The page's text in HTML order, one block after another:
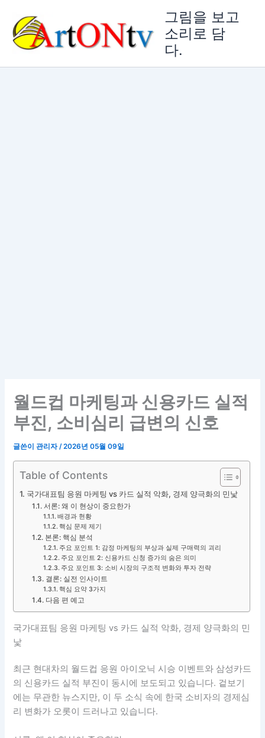
그림을 보고
소리로 담
다.
월드컵 마케팅과 신용카드 실적
부진, 소비심리 급변의 신호
글쓴이관리자/2026년 05월 09일
Table of Contents
국가대표팀 응원 마케팅 vs 카드 실적 악화, 경제 양극화의 민낯
서론: 왜 이 현상이 중요한가
배경과 현황
핵심 문제 제기
본론: 핵심 분석
주요 포인트 1: 감정 마케팅의 부상과 실제 구매력의 괴리
주요 포인트 2: 신용카드 신청 증가의 숨은 의미
주요 포인트 3: 소비 시장의 구조적 변화와 투자 전략
결론: 실전 인사이트
핵심 요약 3가지
다음 편 예고
국가대표팀 응원 마케팅 vs 카드 실적 악화, 경제 양극화의 민
낯
최근 현대차의 월드컵 응원 아이오닉 시승 이벤트와 삼성카드
의 신용카드 실적 부진이 동시에 보도되고 있습니다. 겉보기
에는 무관한 뉴스지만, 이 두 소식 속에 한국 소비자의 경제심
리 변화가 오롯이 드러나고 있습니다.